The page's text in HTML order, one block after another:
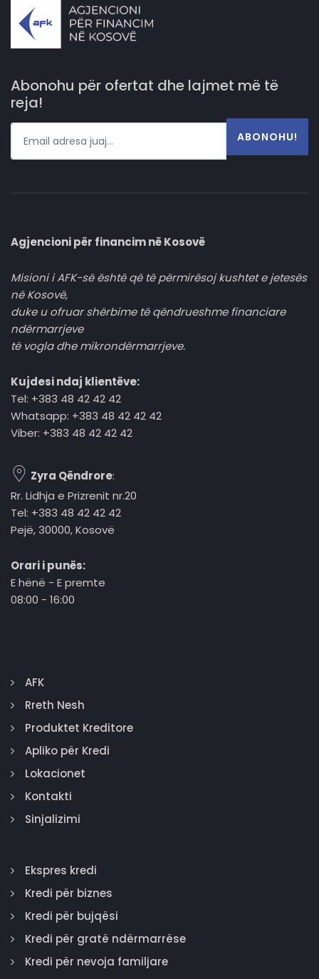
Abonohu për ofertat dhe lajmet më të
reja!
ABONOHU!
Agjencioni për financim në Kosovë
Misioni i AFK-së është që të përmirësoj kushtet e jetesës
në Kosovë,
duke u ofruar shërbime të qëndrueshme financiare
ndërmarrjeve
të vogla dhe mikrondërmarrjeve.
Kujdesi ndaj klientëve:
Tel: +383 48 42 42 42
Whatsapp: +383 48 42 42 42
Viber: +383 48 42 42 42
Zyra Qëndrore:
Rr. Lidhja e Prizrenit nr.20
Tel: +383 48 42 42 42
Pejë, 30000, Kosovë
Orari i punës:
E hënë - E premte
08:00 - 16:00
AFK
Rreth Nesh
Produktet Kreditore
Apliko për Kredi
Lokacionet
Kontakti
Sinjalizimi
Ekspres kredi
Kredi për biznes
Kredi për bujqësi
Kredi për gratë ndërmarrëse
Kredi për nevoja familjare